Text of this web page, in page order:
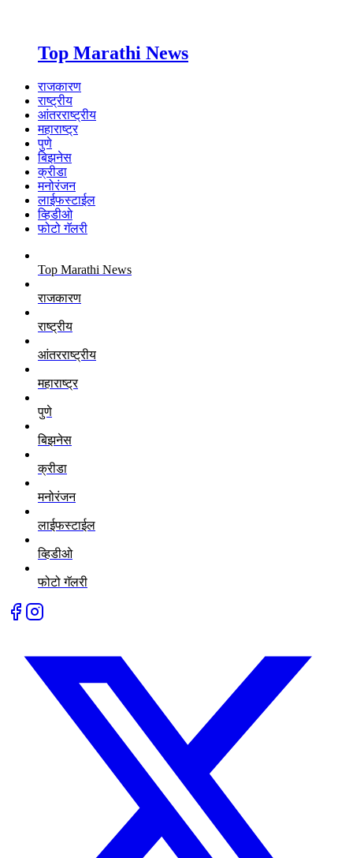
Top Marathi News
राजकारण
राष्ट्रीय
आंतरराष्ट्रीय
महाराष्ट्र
पुणे
बिझनेस
क्रीडा
मनोरंजन
लाईफस्टाईल
व्हिडीओ
फोटो गॅलरी
Top Marathi News
राजकारण
राष्ट्रीय
आंतरराष्ट्रीय
महाराष्ट्र
पुणे
बिझनेस
क्रीडा
मनोरंजन
लाईफस्टाईल
व्हिडीओ
फोटो गॅलरी